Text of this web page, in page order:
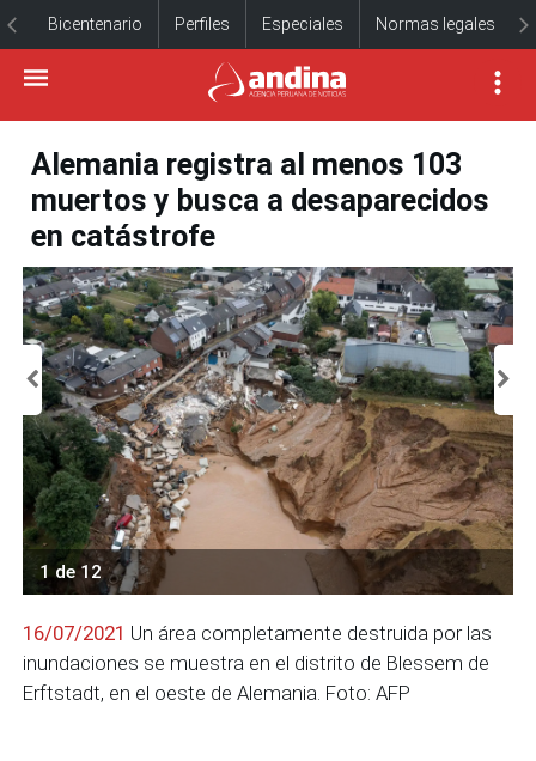
Bicentenario Perfiles Especiales Normas legales
Alemania registra al menos 103
muertos y busca a desaparecidos
en catástrofe
1 de 12
16/07/2021 Un área completamente destruida por las
inundaciones se muestra en el distrito de Blessem de
Erftstadt, en el oeste de Alemania. Foto: AFP